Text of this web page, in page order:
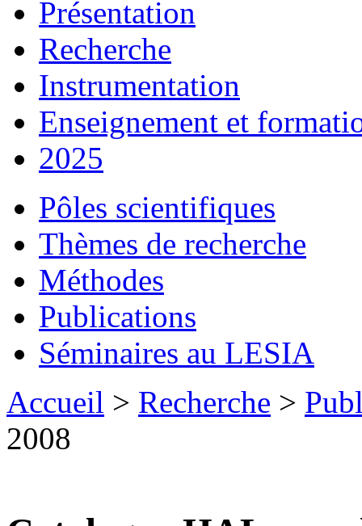
Présentation
Recherche
Instrumentation
Enseignement et
2025
Pôles scientifiques
Thèmes de recherche
Méthodes
Publications
Séminaires au LESIA
Accueil > Recherche >
2008